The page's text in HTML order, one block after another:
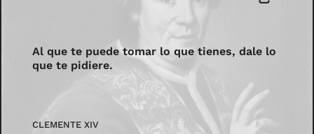
Al que te puede tomar lo que tienes, dale lo
que te pidiere.
CLEMENTE XIV